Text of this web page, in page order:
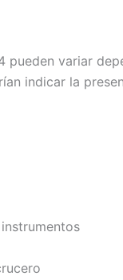
variar
indicar la